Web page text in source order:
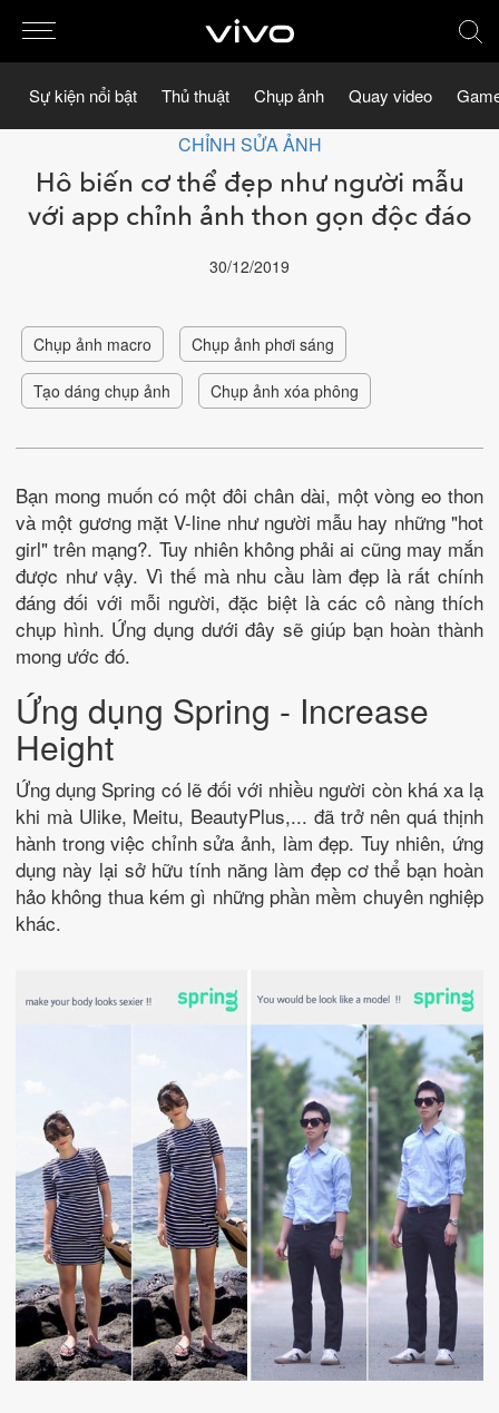
Sự kiện nổi bật Thủ thuật Chụp ảnh Quay video
CHỈNH SỬA ẢNH
Hô biến cơ thể đẹp như người mẫu
với app chỉnh ảnh thon gọn độc đáo
30/12/2019
Chụp ảnh macro Chụp ảnh phơi sáng
Tạo dáng chụp ảnh Chụp ảnh xóa phông
Bạn mong muốn có một đôi chân dài, một vòng eo thon
và một gương mặt V-line như người mẫu hay những "hot
girl" trên mạng?. Tuy nhiên không phải ai cũng may mắn
được như vậy. Vì thế mà nhu cầu làm đẹp là rất chính
đáng đối với mỗi người, đặc biệt là các cô nàng thích
chụp hình. Ứng dụng dưới đây sẽ giúp bạn hoàn thành
mong ước đó.
Ứng dụng Spring - Increase
Height
Ứng dụng Spring có lẽ đối với nhiều người còn khá xa lạ
khi mà Ulike, Meitu, BeautyPlus,... đã trở nên quá thịnh
hành trong việc chỉnh sửa ảnh, làm đẹp. Tuy nhiên, ứng
dụng này lại sở hữu tính năng làm đẹp cơ thể bạn hoàn
hảo không thua kém gì những phần mềm chuyên nghiệp
khác.